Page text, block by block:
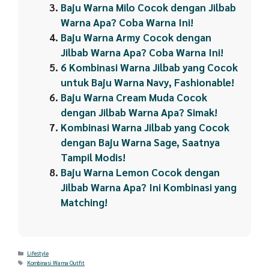
Baju Warna Milo Cocok dengan Jilbab
Warna Apa? Coba Warna Ini!
Baju Warna Army Cocok dengan
Jilbab Warna Apa? Coba Warna Ini!
6 Kombinasi Warna Jilbab yang Cocok
untuk Baju Warna Navy, Fashionable!
Baju Warna Cream Muda Cocok
dengan Jilbab Warna Apa? Simak!
Kombinasi Warna Jilbab yang Cocok
dengan Baju Warna Sage, Saatnya
Tampil Modis!
Baju Warna Lemon Cocok dengan
Jilbab Warna Apa? Ini Kombinasi yang
Matching!
Categories
Lifestyle
Tags
Kombinasi Warna Outfit